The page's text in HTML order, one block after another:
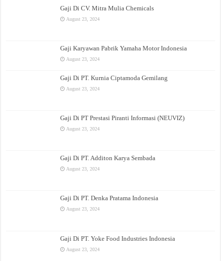
Gaji Di CV. Mitra Mulia Chemicals
August 23, 2024
Gaji Karyawan Pabrik Yamaha Motor Indonesia
August 23, 2024
Gaji Di PT. Kurnia Ciptamoda Gemilang
August 23, 2024
Gaji Di PT Prestasi Piranti Informasi (NEUVIZ)
August 23, 2024
Gaji Di PT. Additon Karya Sembada
August 23, 2024
Gaji Di PT. Denka Pratama Indonesia
August 23, 2024
Gaji Di PT. Yoke Food Industries Indonesia
August 23, 2024